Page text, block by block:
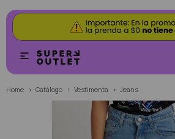

Home Catálogo Vestimenta Jeans